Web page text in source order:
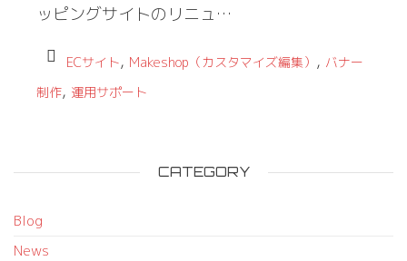
ッピングサイトのリニュ…
ECサイト, Makeshop（カスタマイズ編集） , バナー
制作, 運用サポート
CATEGORY
Blog
News